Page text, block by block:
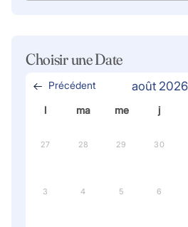
Choisir une Date
Précédent août 2026
l ma me j
27 28 29 30
3 4 5 6